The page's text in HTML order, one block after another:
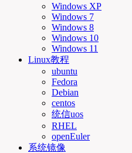
Windows XP
Windows 7
Windows 8
Windows 10
Windows 11
Linux教程
ubuntu
Fedora
Debian
centos
统信uos
RHEL
openEuler
系统镜像